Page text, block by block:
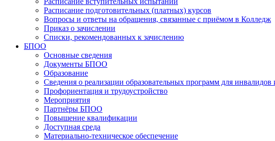
Расписание подготовительных (платных) курсов
Вопросы и ответы на обращения, связанные с приёмом в Колледж
Приказ о зачислении
Списки, рекомендованных к зачислению
БПОО
Основные сведения
Документы БПОО
Образование
Сведения о реализации образовательных программ для
Профориентация и трудоустройство
Мероприятия
Партнёры БПОО
Повышение квалификации
Доступная среда
Материально-техническое обеспечение